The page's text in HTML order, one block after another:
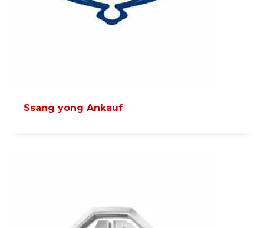
Ssang yong Ankauf